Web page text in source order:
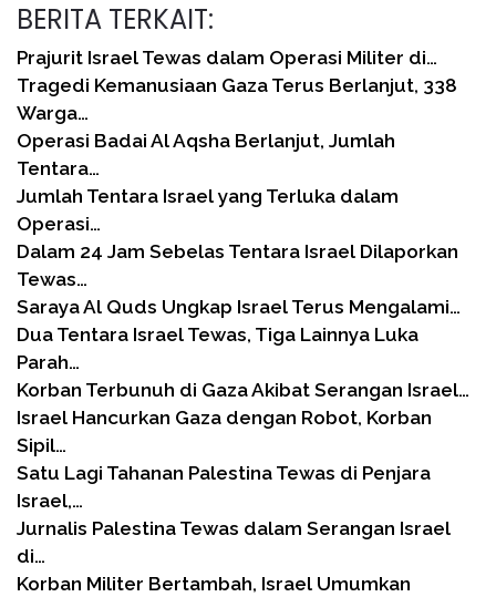
BERITA TERKAIT:
Prajurit Israel Tewas dalam Operasi Militer di…
Tragedi Kemanusiaan Gaza Terus Berlanjut, 338
Warga…
Operasi Badai Al Aqsha Berlanjut, Jumlah
Tentara…
Jumlah Tentara Israel yang Terluka dalam
Operasi…
Dalam 24 Jam Sebelas Tentara Israel Dilaporkan
Tewas…
Saraya Al Quds Ungkap Israel Terus Mengalami…
Dua Tentara Israel Tewas, Tiga Lainnya Luka
Parah…
Korban Terbunuh di Gaza Akibat Serangan Israel…
Israel Hancurkan Gaza dengan Robot, Korban
Sipil…
Satu Lagi Tahanan Palestina Tewas di Penjara
Israel,…
Jurnalis Palestina Tewas dalam Serangan Israel
di…
Korban Militer Bertambah, Israel Umumkan